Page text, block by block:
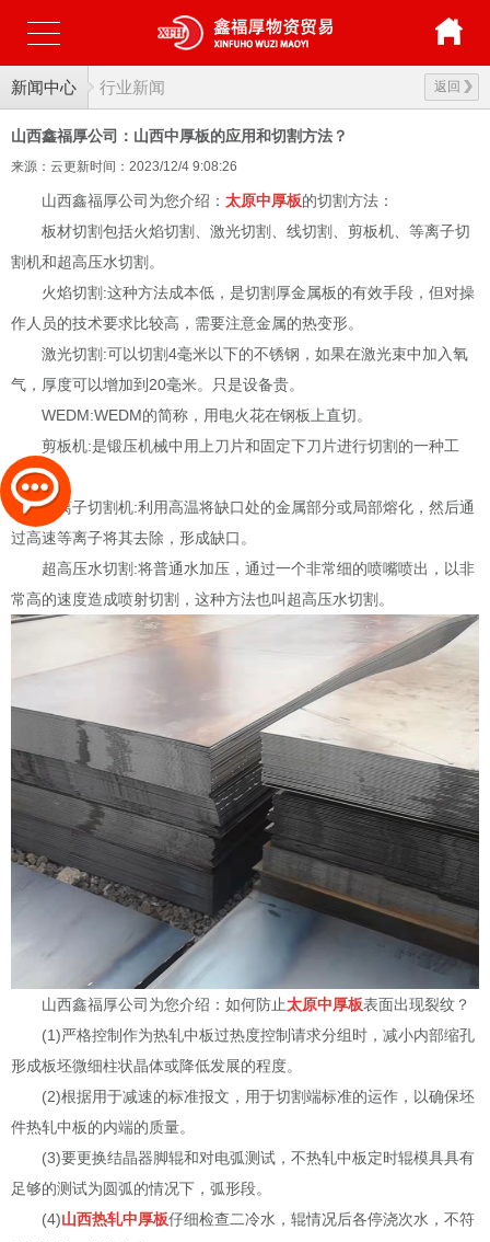
新闻中心 返回
行业新闻
山西鑫福厚公司：山西中厚板的应用和切割方法？
来源：云更新时间：2023/12/4 9:08:26
山西鑫福厚公司为您介绍： 太原中厚板的切割方法：
板材切割包括火焰切割、激光切割、线切割、剪板机、等离子切
割机和超高压水切割。
火焰切割:这种方法成本低，是切割厚金属板的有效手段，但对操
作人员的技术要求比较高，需要注意金属的热变形。
激光切割:可以切割4毫米以下的不锈钢，如果在激光束中加入氧
气，厚度可以增加到20毫米。只是设备贵。
WEDM:WEDM的简称，用电火花在钢板上直切。
剪板机:是锻压机械中用上刀片和固定下刀片进行切割的一种工
艺。
等离子切割机:利用高温将缺口处的金属部分或局部熔化，然后通
过高速等离子将其去除，形成缺口。
超高压水切割:将普通水加压，通过一个非常细的喷嘴喷出，以非
常高的速度造成喷射切割，这种方法也叫超高压水切割。
山西鑫福厚公司为您介绍：如何防止太原中厚板表面出现裂纹？
(1)严格控制作为热轧中板过热度控制请求分组时，减小内部缩孔
形成板坯微细柱状晶体或降低发展的程度。
(2)根据用于减速的标准报文，用于切割端标准的运作，以确保坯
件热轧中板的内端的质量。
(3)要更换结晶器脚辊和对电弧测试，不热轧中板定时辊模具具有
足够的测试为圆弧的情况下，弧形段。
(4)山西热轧中厚板仔细检查二冷水，辊情况后各停浇次水，不符